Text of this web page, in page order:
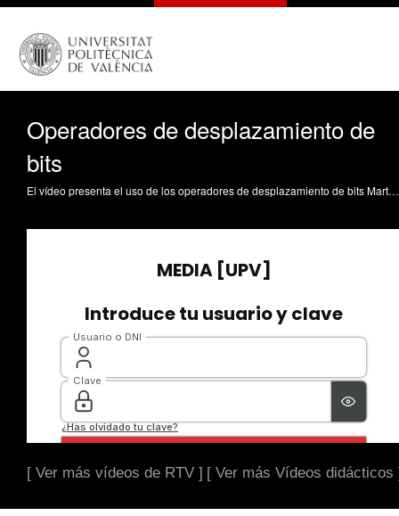
Operadores de desplazamiento de
bits
El vídeo presenta el uso de los operadores de desplazamiento de bits Martí Campoy, A. (2017). Operadores de desplazamiento de bits. https://riunet.upv.es/handle/10251/82316 DER
[ Ver más vídeos de RTV ] [ Ver más Vídeos didácticos